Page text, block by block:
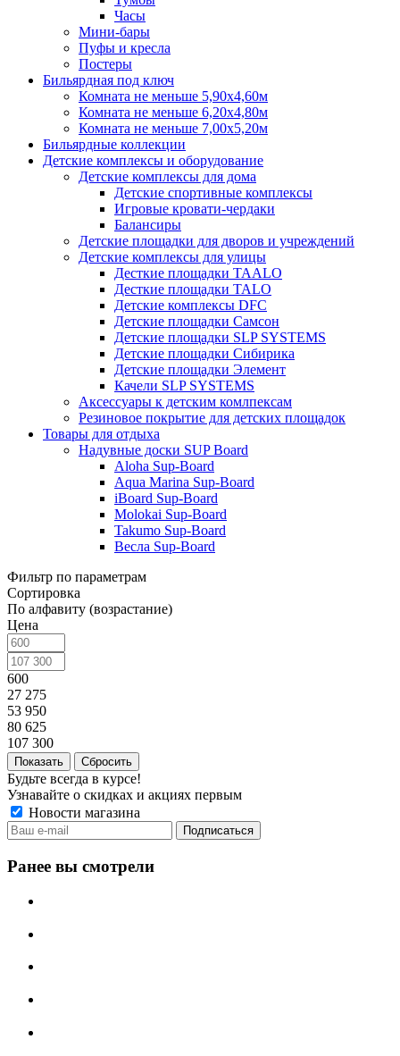
Часы
Мини-бары
Пуфы и кресла
Постеры
Бильярдная под ключ
Комната не меньше 5,90х4,60м
Комната не меньше 6,20х4,80м
Комната не меньше 7,00х5,20м
Бильярдные коллекции
Детские комплексы и оборудование
Детские комплексы для дома
Детские спортивные комплексы
Игровые кровати-чердаки
Балансиры
Детские площадки для дворов и учреждений
Детские комплексы для улицы
Десткие площадки TAALO
Десткие площадки TALO
Детские комплексы DFC
Детские площадки Самсон
Детские площадки SLP SYSTEMS
Детские площадки Сибирика
Детские площадки Элемент
Качели SLP SYSTEMS
Аксессуары к детским комлпексам
Резиновое покрытие для детских площадок
Товары для отдыха
Надувные доски SUP Board
Aloha Sup-Board
Aqua Marina Sup-Board
iBoard Sup-Board
Molokai Sup-Board
Takumo Sup-Board
Весла Sup-Board
Фильтр по параметрам
Сортировка
По алфавиту (возрастание)
Цена
600
27 275
53 950
80 625
107 300
Сбросить
Будьте всегда в курсе!
Узнавайте о скидках и акциях первым
Новости магазина
Ранее вы смотрели